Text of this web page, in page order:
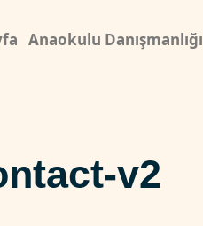
Anaokulu Danışmanlığı
v2